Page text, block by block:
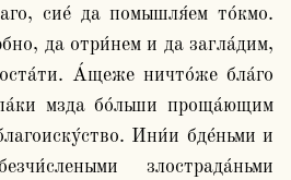
сие́ да помышля́ем то́кмо.
да отри́нем и да загла́дим,
А́щеже ничто́же бла́го
мзда бо́льши проща́ющим
Ини́и бде́ньми и
злострада́ньми